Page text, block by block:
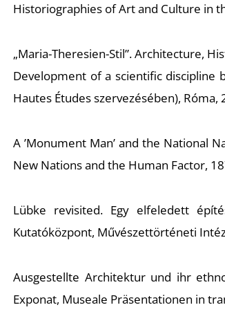
Historiographies of Art and Culture in
„Maria-Theresien-Stil”. Architecture,
Development of a scientific discipline
Hautes Études szervezésében), Róma,
A ’Monument Man’ and the National
New Nations and the Human Factor,
Lübke revisited. Egy elfeledett
Kutatóközpont, Művészettörténeti
Ausgestellte Architektur und ihr
Exponat, Museale Präsentationen in